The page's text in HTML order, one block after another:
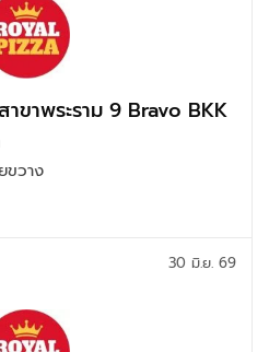
ขาพระราม 9 Bravo BKK
ขวาง
30 มิ.ย. 69